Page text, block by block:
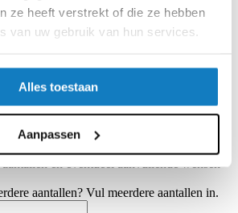
ze heeft verstrekt of die ze hebben
van uw gebruik van hun services.
Alles toestaan
Aanpassen
voor elektrische gitaar.
en 2 afwerkingen (zwart gelakt en
desgewenst conform uw wensen bewerkt
opdruk, lak).
Graag in onderstaand veld de
en eventueel aanvullende wensen
aantallen? Vul meerdere aantallen in.